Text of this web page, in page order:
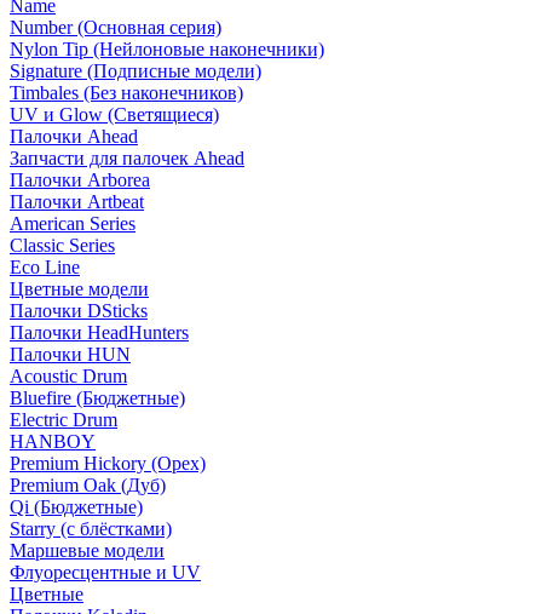
Name
Number (Основная серия)
Nylon Tip (Нейлоновые наконечники)
Signature (Подписные модели)
Timbales (Без наконечников)
UV и Glow (Светящиеся)
Палочки Ahead
Запчасти для палочек Ahead
Палочки Arborea
Палочки Artbeat
American Series
Classic Series
Eco Line
Цветные модели
Палочки DSticks
Палочки HeadHunters
Палочки HUN
Acoustic Drum
Bluefire (Бюджетные)
Electric Drum
HANBOY
Premium Hickory (Орех)
Premium Oak (Дуб)
Qi (Бюджетные)
Starry (с блёстками)
Маршевые модели
Флуоресцентные и UV
Цветные